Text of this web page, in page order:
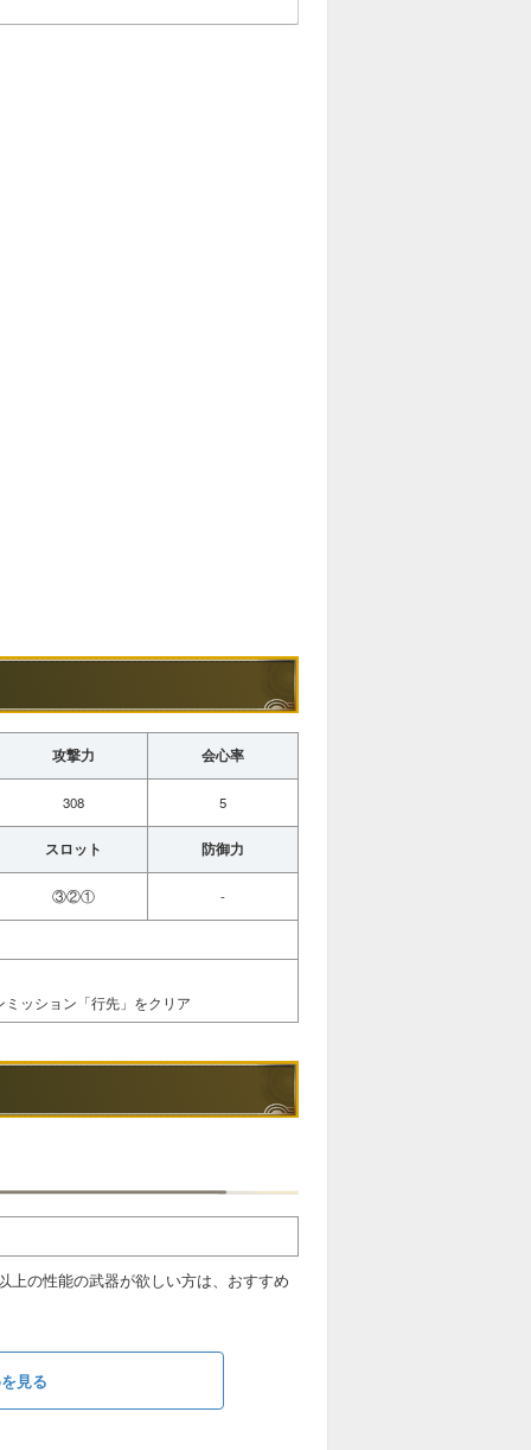
攻撃力 会心率
308 5
スロット 防御力
③②① -
ミッション「行先」をクリア
上の性能の武器が欲しい方は、おすすめ
見る